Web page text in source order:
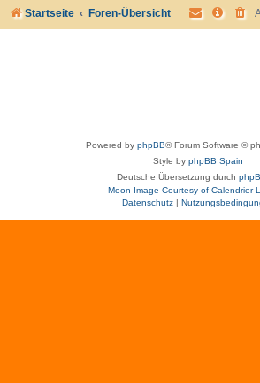
Startseite Foren-Übersicht
Powered by phpBB® Forum Software ©
Style by phpBB Spain
Deutsche Übersetzung durch
Moon Image Courtesy of Calendrier
Datenschutz|